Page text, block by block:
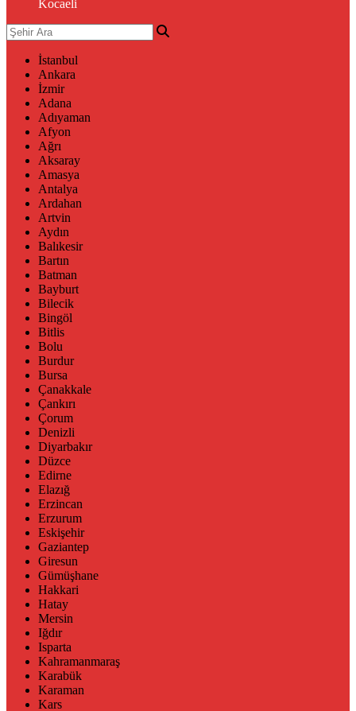
Kocaeli
İstanbul
Ankara
İzmir
Adana
Adıyaman
Afyon
Ağrı
Aksaray
Amasya
Antalya
Ardahan
Artvin
Aydın
Balıkesir
Bartın
Batman
Bayburt
Bilecik
Bingöl
Bitlis
Bolu
Burdur
Bursa
Çanakkale
Çankırı
Çorum
Denizli
Diyarbakır
Düzce
Edirne
Elazığ
Erzincan
Erzurum
Eskişehir
Gaziantep
Giresun
Gümüşhane
Hakkari
Hatay
Mersin
Iğdır
Isparta
Kahramanmaraş
Karabük
Karaman
Kars